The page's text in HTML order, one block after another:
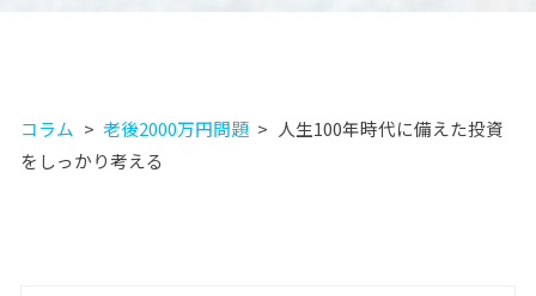
コラム 老後2000万円問題
人生100年時代に備えた投資
をしっかり考える